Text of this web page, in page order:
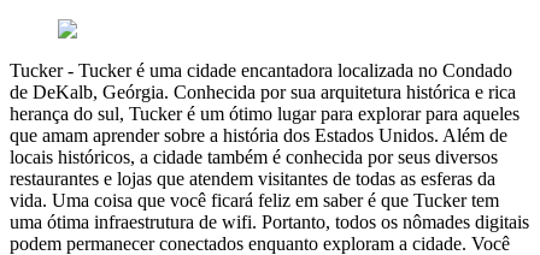
Tucker- Tucker é uma cidade encantadora localizada no Condado
de DeKalb, Geórgia. Conhecida por sua arquitetura histórica e rica
herança do sul, Tucker é um ótimo lugar para explorar para aqueles
que amam aprender sobre a história dos Estados Unidos. Além de
locais históricos, a cidade também é conhecida por seus diversos
restaurantes e lojas que atendem visitantes de todas as esferas da
vida. Uma coisa que você ficará feliz em saber é que Tucker tem
uma ótima infraestrutura de wifi. Portanto, todos os nômades digitais
podem permanecer conectados enquanto exploram a cidade. Você